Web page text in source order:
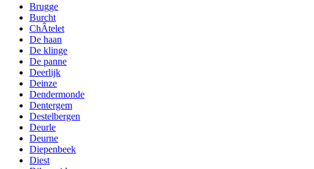
Brugge
Burcht
ChÂtelet
De haan
De klinge
De panne
Deerlijk
Deinze
Dendermonde
Dentergem
Destelbergen
Deurle
Deurne
Diepenbeek
Diest